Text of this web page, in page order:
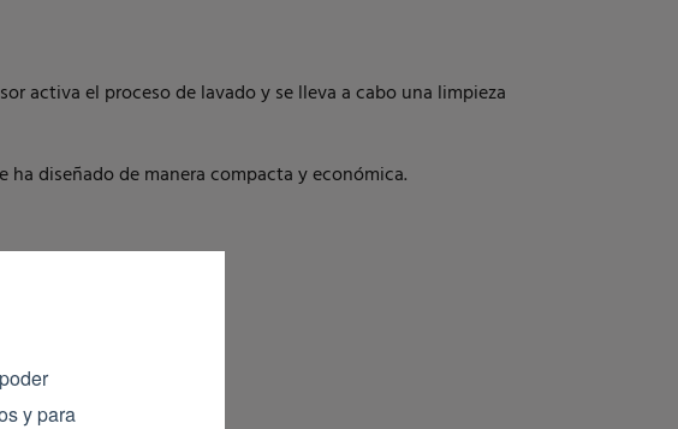
y para
activa el proceso de lavado y se lleva a cabo una limpieza
ha diseñado de manera compacta y económica.